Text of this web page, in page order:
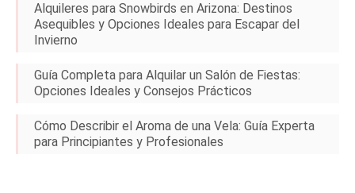
Alquileres para Snowbirds en Arizona: Destinos
Asequibles y Opciones Ideales para Escapar del
Invierno
Guía Completa para Alquilar un Salón de Fiestas:
Opciones Ideales y Consejos Prácticos
Cómo Describir el Aroma de una Vela: Guía Experta
para Principiantes y Profesionales